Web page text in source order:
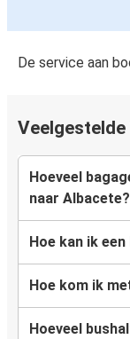
De service aan
Veelgestelde
Hoeveel
naar Albacete?
Hoe kan ik
Hoe kom ik
Hoeveel